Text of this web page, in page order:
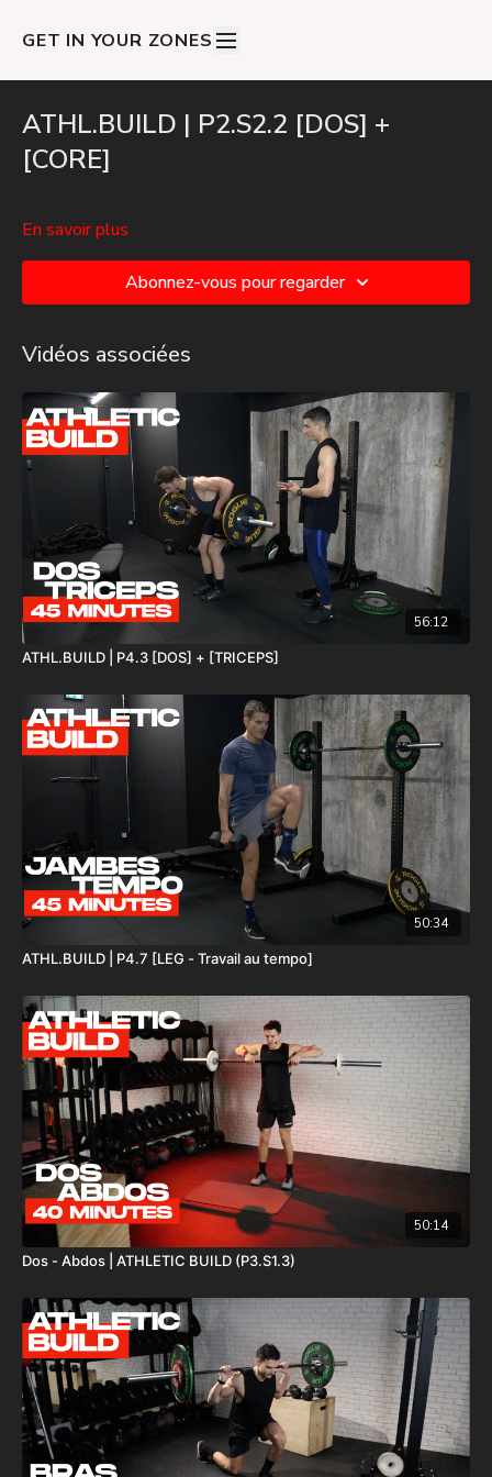
GET IN YOUR ZONES
ATHL.BUILD | P2.S2.2 [DOS] +
[CORE]
En savoir plus
Abonnez-vous pour regarder
Vidéos associées
56:12
ATHL.BUILD | P4.3 [DOS] + [TRICEPS]
50:34
ATHL.BUILD | P4.7 [LEG - Travail au tempo]
50:14
Dos - Abdos | ATHLETIC BUILD (P3.S1.3)